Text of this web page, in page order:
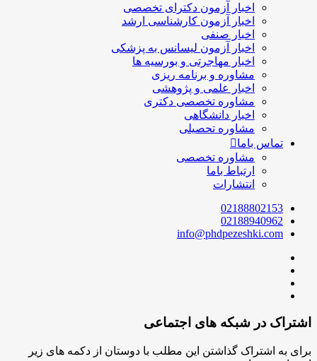
اخبار آزمون دکترای تخصصی
اخبار آزمون کارشناسی ارشد
اخبار صنفی
اخبار آزمون لیسانس به پزشکی
اخبار مهاجرتی و بورسیه ها
مشاوره و برنامه ریزی
اخبار علمی و پژوهشی
مشاوره تخصصی دکتری
اخبار دانشگاهی
مشاوره تحصیلی
تماس باما
مشاوره تخصصی
ارتباط باما
انتشارات
02188802153
02188940962
info@phdpezeshki.com
اشتراک در شبکه های اجتماعی
برای به اشتراک گذاشتن این مطلب با دوستان از دکمه های زیر